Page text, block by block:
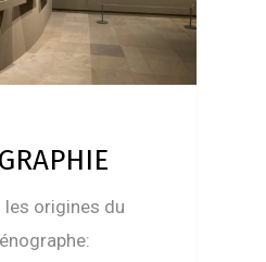
les origines du